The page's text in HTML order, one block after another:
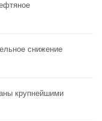
снижение
крупнейшими